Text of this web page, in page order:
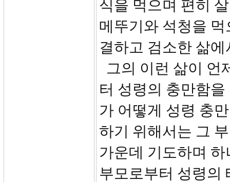
식을 먹으며 편히
메뚜기와 석청을
결하고 검소한 삶
그의 이런 삶이 언
터 성령의 충만함
가 어떻게 성령 충
하기 위해서는 그
가운데 기도하며
부모로부터 성령의